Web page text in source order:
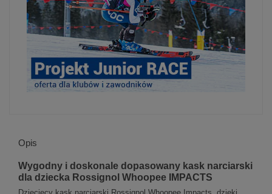
Opis
Wygodny i doskonale dopasowany kask narciarski
dla dziecka Rossignol Whoopee IMPACTS